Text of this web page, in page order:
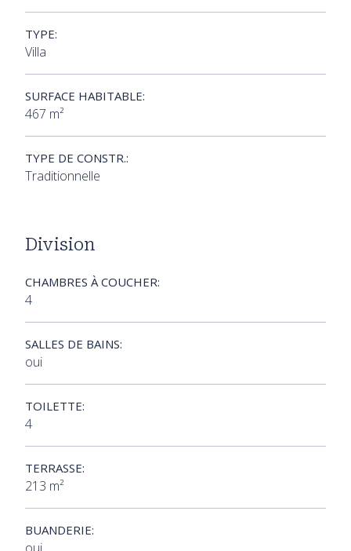
TYPE:
Villa
SURFACE HABITABLE:
467 m²
TYPE DE CONSTR.:
Traditionnelle
Division
CHAMBRES À COUCHER:
4
SALLES DE BAINS:
oui
TOILETTE:
4
TERRASSE:
213 m²
BUANDERIE: